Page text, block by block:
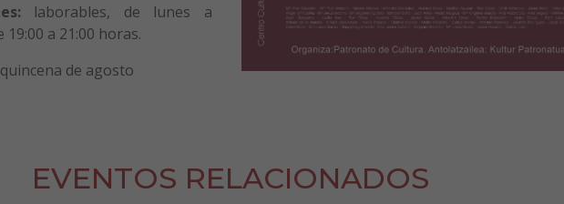
laborables, de lunes a
a 21:00 horas.
de agosto
EVENTOS RELACIONADOS